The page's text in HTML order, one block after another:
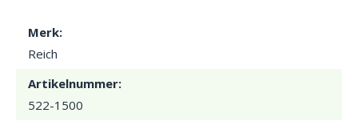
Merk:
Reich
Artikelnummer:
522-1500